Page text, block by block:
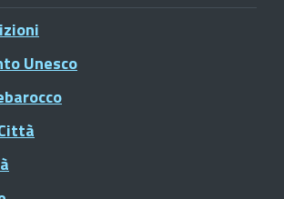
Unesco